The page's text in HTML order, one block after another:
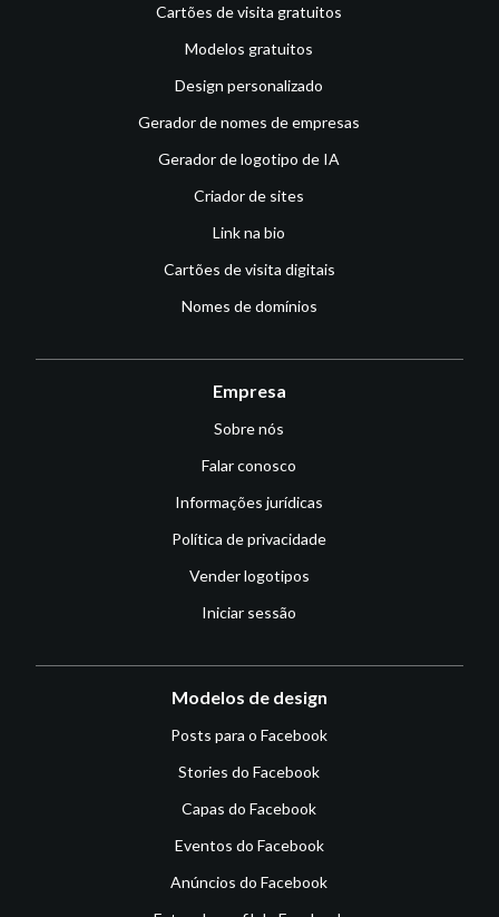
Cartões de visita gratuitos
Modelos gratuitos
Design personalizado
Gerador de nomes de empresas
Gerador de logotipo de IA
Criador de sites
Link na bio
Cartões de visita digitais
Nomes de domínios
Empresa
Sobre nós
Falar conosco
Informações jurídicas
Política de privacidade
Vender logotipos
Iniciar sessão
Modelos de design
Posts para o Facebook
Stories do Facebook
Capas do Facebook
Eventos do Facebook
Anúncios do Facebook